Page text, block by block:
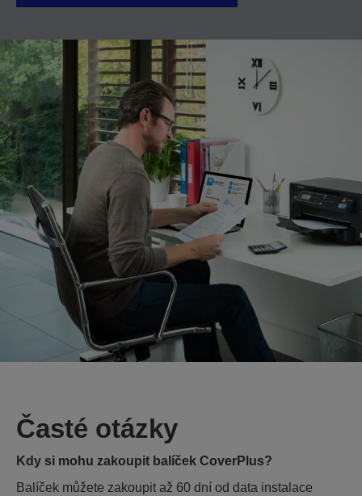
Časté otázky
Kdy si mohu zakoupit balíček CoverPlus?
Balíček můžete zakoupit až 60 dní od data instalace